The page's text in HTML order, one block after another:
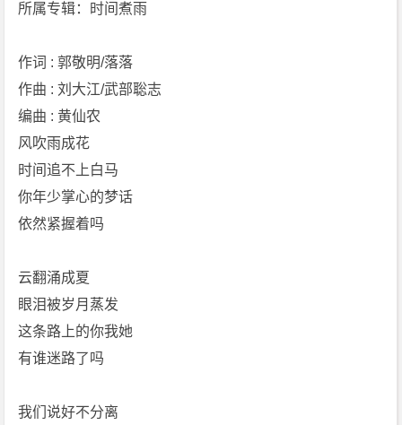
所属专辑：时间煮雨
作词 : 郭敬明/落落
作曲 : 刘大江/武部聡志
编曲 : 黄仙农
风吹雨成花
时间追不上白马
你年少掌心的梦话
依然紧握着吗
云翻涌成夏
眼泪被岁月蒸发
这条路上的你我她
有谁迷路了吗
我们说好不分离